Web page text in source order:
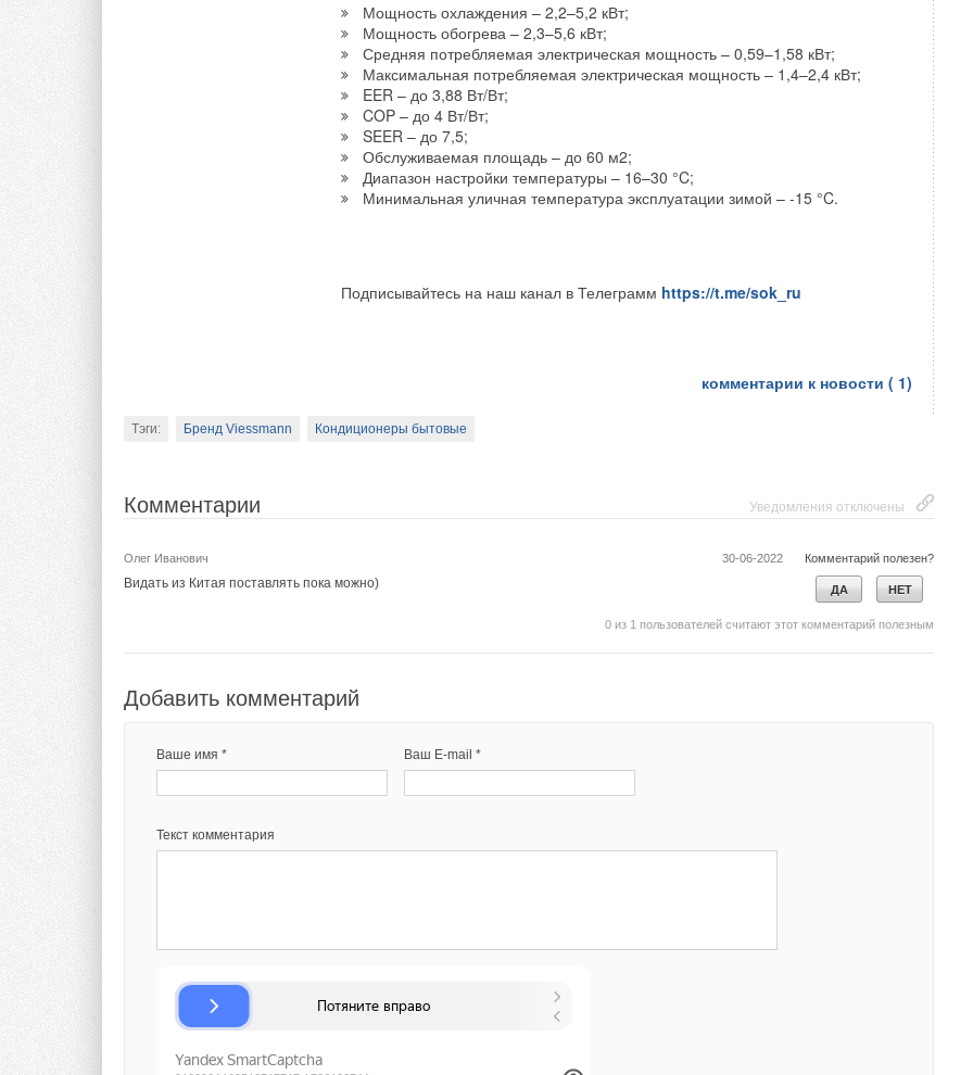
Мощность охлаждения – 2,2–5,2 кВт;
Мощность обогрева – 2,3–5,6 кВт;
Средняя потребляемая электрическая мощность – 0,59–1,58 кВт;
Максимальная потребляемая электрическая мощность – 1,4–2,4 кВт;
EER – до 3,88 Вт/Вт;
COP – до 4 Вт/Вт;
SEER – до 7,5;
Обслуживаемая площадь – до 60 м2;
Диапазон настройки температуры – 16–30 °C;
Минимальная уличная температура эксплуатации зимой – -15 °C.
Подписывайтесь на наш канал в Телеграмм https://t.me/sok_ru
комментарии к новости ( 1)
Тэги: Бренд Viessmann Кондиционеры бытовые
Уведомления отключены
Комментарии
30-06-2022
Олег Иванович
Видать из Китая поставлять пока можно)
Комментарий полезен?
ДА НЕТ
0 из 1 пользователей считают этот комментарий полезным
Добавить комментарий
Ваше имя * Ваш E-mail *
Текст комментария